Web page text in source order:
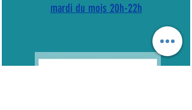
mardi du mois 20h-22h